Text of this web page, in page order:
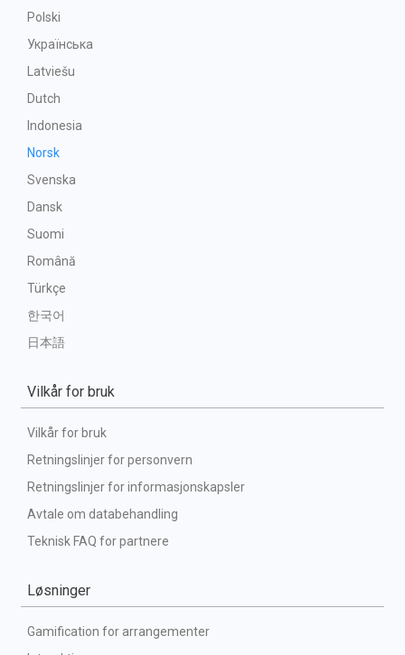
Polski
Українська
Latviešu
Dutch
Indonesia
Norsk
Svenska
Dansk
Suomi
Română
Türkçe
한국어
日本語
Vilkår for bruk
Vilkår for bruk
Retningslinjer for personvern
Retningslinjer for informasjonskapsler
Avtale om databehandling
Teknisk FAQ for partnere
Løsninger
Gamification for arrangementer